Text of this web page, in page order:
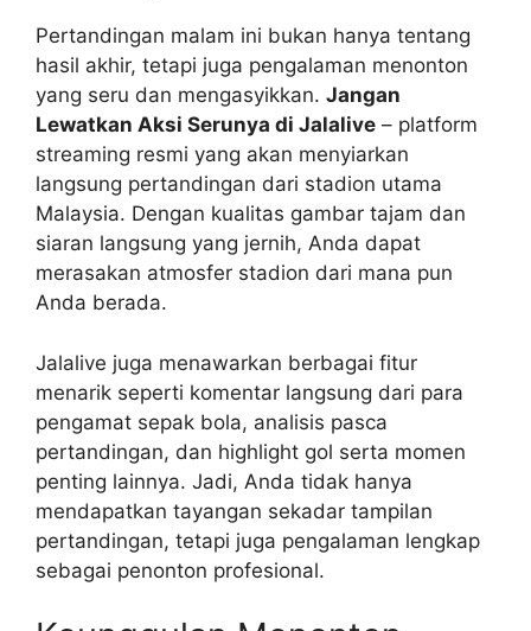
Pertandingan malam ini bukan hanya tentang
hasil akhir, tetapi juga pengalaman menonton
yang seru dan mengasyikkan. Jangan
Lewatkan Aksi Serunya di Jalalive – platform
streaming resmi yang akan menyiarkan
langsung pertandingan dari stadion utama
Malaysia. Dengan kualitas gambar tajam dan
siaran langsung yang jernih, Anda dapat
merasakan atmosfer stadion dari mana pun
Anda berada.
Jalalive juga menawarkan berbagai fitur
menarik seperti komentar langsung dari para
pengamat sepak bola, analisis pasca
pertandingan, dan highlight gol serta momen
penting lainnya. Jadi, Anda tidak hanya
mendapatkan tayangan sekadar tampilan
pertandingan, tetapi juga pengalaman lengkap
sebagai penonton profesional.